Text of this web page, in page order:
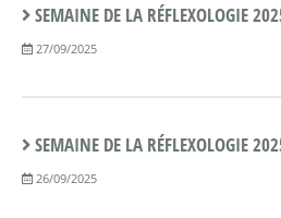
SEMAINE DE LA RÉFLEXOLOGIE
27/09/2025
SEMAINE DE LA RÉFLEXOLOGIE
26/09/2025